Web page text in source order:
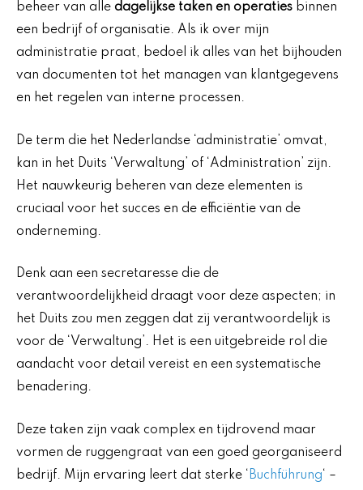
beheer van alle dagelijkse taken en operaties binnen
een bedrijf of organisatie. Als ik over mijn
administratie praat, bedoel ik alles van het bijhouden
van documenten tot het managen van klantgegevens
en het regelen van interne processen.
De term die het Nederlandse ‘administratie’ omvat,
kan in het Duits ‘Verwaltung’ of ‘Administration’ zijn.
Het nauwkeurig beheren van deze elementen is
cruciaal voor het succes en de efficiëntie van de
onderneming.
Denk aan een secretaresse die de
verantwoordelijkheid draagt voor deze aspecten; in
het Duits zou men zeggen dat zij verantwoordelijk is
voor de ‘Verwaltung’. Het is een uitgebreide rol die
aandacht voor detail vereist en een systematische
benadering.
Deze taken zijn vaak complex en tijdrovend maar
vormen de ruggengraat van een goed georganiseerd
bedrijf. Mijn ervaring leert dat sterke ‘
Buchführung ‘ –